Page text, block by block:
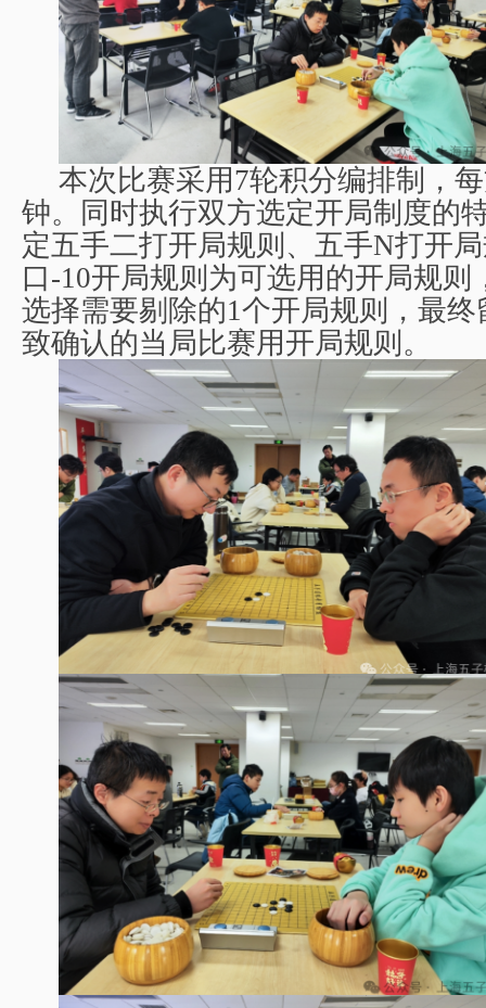
本次比赛采用 7轮积分编排制，
钟。同时执行双方选定开局制度的
定五手二打开局规则、五手N打开
口-10开局规则为可选用的开局规则
选择需要剔除的1个开局规则，最
致确认的当局比赛用开局规则。